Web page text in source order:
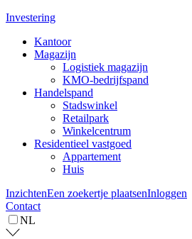
Investering
Kantoor
Magazijn
Logistiek magazijn
KMO-bedrijfspand
Handelspand
Stadswinkel
Retailpark
Winkelcentrum
Residentieel vastgoed
Appartement
Huis
InzichtenEen zoekertje plaatsenInloggen
Contact
NL